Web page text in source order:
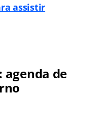
assistir
agenda de